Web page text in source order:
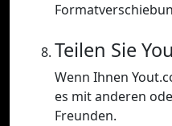
Teilen Sie
Wenn Ihnen
es mit anderen
Freunden.